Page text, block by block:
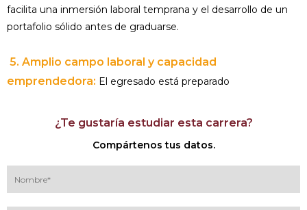
facilita una inmersión laboral temprana y el desarrollo de un
portafolio sólido antes de graduarse.
5. Amplio campo laboral y capacidad
emprendedora: El egresado está preparado
¿Te gustaría estudiar esta carrera?
Compártenos tus datos.